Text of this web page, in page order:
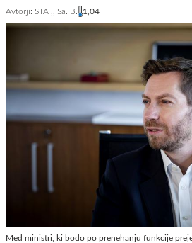
Avtorji: STA ,, Sa. B. 1,04
Med ministri, ki bodo po prenehanju funkcije